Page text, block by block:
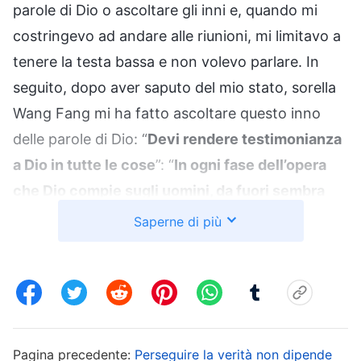
parole di Dio o ascoltare gli inni e, quando mi
costringevo ad andare alle riunioni, mi limitavo a
tenere la testa bassa e non volevo parlare. In
seguito, dopo aver saputo del mio stato, sorella
Wang Fang mi ha fatto ascoltare questo inno
delle parole di Dio: “Devi rendere testimonianza
a Dio in tutte le cose”: “In ogni fase dell’opera
che Dio compie sugli uomini, da fuori sembra
che ciò che accade sia dovuto a un’interazione
ogni fase dell’opera e dietro ogni cosa che
Dio e che richiede che le persone rimangano
Saperne di più
Pagina precedente: Perseguire la verità non dipende